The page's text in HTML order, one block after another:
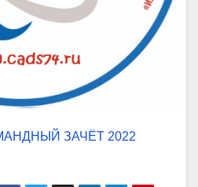
ЗАЧЁТ 2022